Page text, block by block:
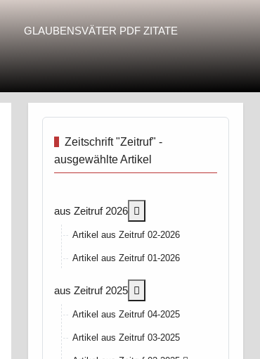
GLAUBENSVÄTER PDF ZITATE
Zeitschrift "Zeitruf" -
ausgewählte Artikel
aus Zeitruf 2026
Artikel aus Zeitruf 02-2026
Artikel aus Zeitruf 01-2026
aus Zeitruf 2025
Artikel aus Zeitruf 04-2025
Artikel aus Zeitruf 03-2025